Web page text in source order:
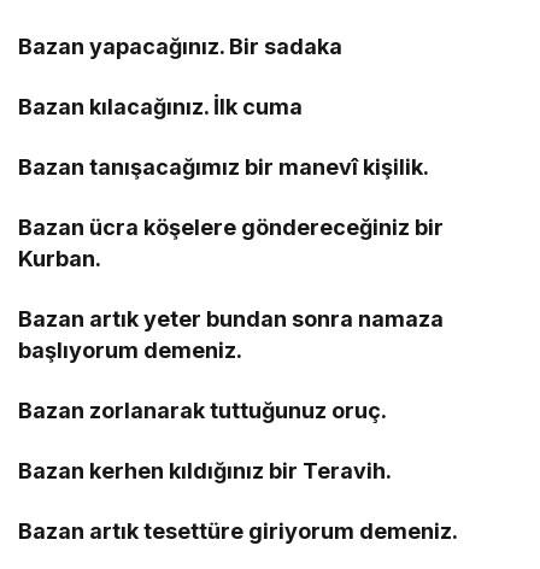
Bazan yapacağınız. Bir sadaka
Bazan kılacağınız. İlk cuma
Bazan tanışacağımız bir manevî kişilik.
Bazan ücra köşelere göndereceğiniz bir
Kurban.
Bazan artık yeter bundan sonra namaza
başlıyorum demeniz.
Bazan zorlanarak tuttuğunuz oruç.
Bazan kerhen kıldığınız bir Teravih.
Bazan artık tesettüre giriyorum demeniz.